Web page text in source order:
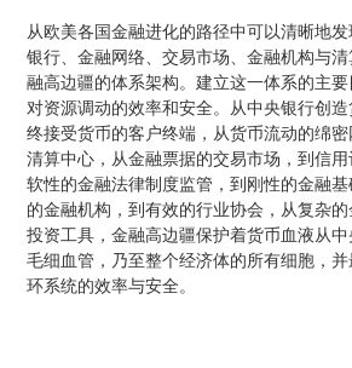
从欧美各国金融进化的路径中可以清晰地
银行、金融网络、交易市场、金融机构与
融高边疆的体系架构。建立这一体系的主
对资源调动的效率和安全。从中央银行创
终接受货币的客户终端，从货币流动的绵
清算中心，从金融票据的交易市场，到信
软性的金融法律制度监管，到刚性的金融
的金融机构，到有效的行业协会，从复杂
投资工具，金融高边疆保护着货币血液从
毛细血管，乃至整个经济体的所有细胞，
环系统的效率与安全。